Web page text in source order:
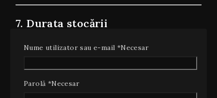
7. Durata stocării
Păstrăm datele dumneavoastră:
minim 10 ani.
Nume utilizator sau e-mail *Necesar
Parolă *Necesar